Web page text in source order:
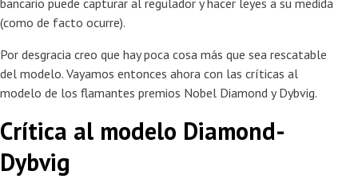
bancario puede capturar al regulador y hacer leyes a su medida
(como de facto ocurre).
Por desgracia creo que hay poca cosa más que sea rescatable
del modelo. Vayamos entonces ahora con las críticas al
modelo de los flamantes premios Nobel Diamond y Dybvig.
Crítica al modelo Diamond-
Dybvig